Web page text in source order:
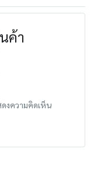
ค้า
งความคิดเห็น